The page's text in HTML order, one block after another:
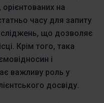
на
часу для запиту
що дозволяє
Крім того, така
і
важливу роль у
досвіду.